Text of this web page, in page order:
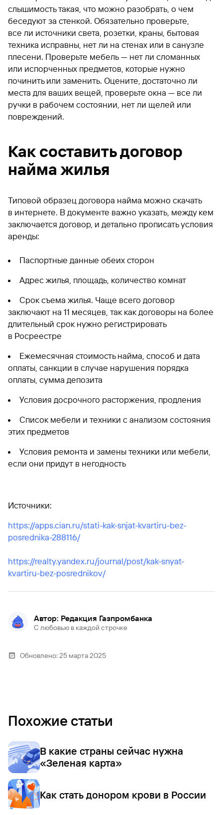
слышимость такая, что можно разобрать, о чем
беседуют за стенкой. Обязательно проверьте,
все ли источники света, розетки, краны, бытовая
техника исправны, нет ли на стенах или в санузле
плесени. Проверьте мебель — нет ли сломанных
или испорченных предметов, которые нужно
починить или заменить. Оцените, достаточно ли
места для ваших вещей, проверьте окна — все ли
ручки в рабочем состоянии, нет ли щелей или
повреждений.
Как составить договор
найма жилья
Типовой образец договора найма можно скачать
в интернете. В документе важно указать, между кем
заключается договор, и детально прописать условия
аренды:
Паспортные данные обеих сторон
Адрес жилья, площадь, количество комнат
Срок съема жилья. Чаще всего договор
заключают на 11 месяцев, так как договоры на более
длительный срок нужно регистрировать
в Росреестре
Ежемесячная стоимость найма, способ и дата
оплаты, санкции в случае нарушения порядка
оплаты, сумма депозита
Условия досрочного расторжения, продления
Список мебели и техники с анализом состояния
этих предметов
Условия ремонта и замены техники или мебели,
если они придут в негодность
Источники:
https://apps.cian.ru/stati-kak-snjat-kvartiru-bez-
posrednika-288116/
https://realty.yandex.ru/journal/post/kak-snyat-
kvartiru-bez-posrednikov/
Автор: Редакция Газпромбанка
С любовью в каждой строчке
Обновлено:25 марта 2025
Похожие статьи
В какие страны сейчас нужна
«Зеленая карта»
Как стать донором крови в России